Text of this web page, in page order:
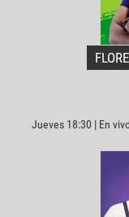
Jueves 18:30 | En